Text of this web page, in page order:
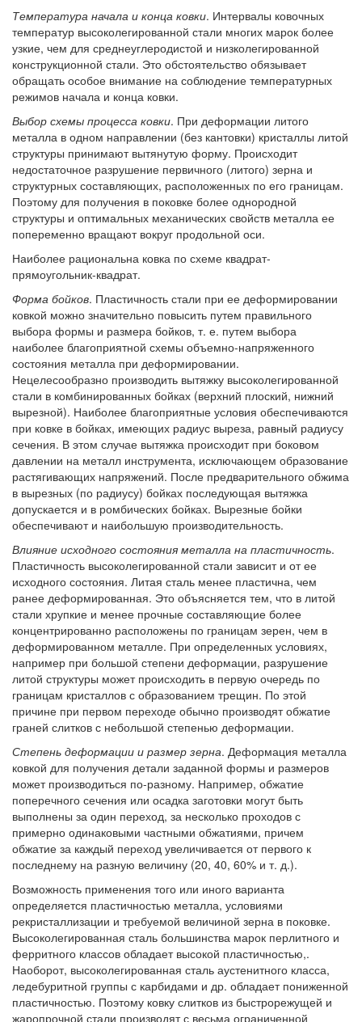
Температура начала и конца ковки. Интервалы ковочных
температур высоколегированной стали многих марок более
узкие, чем для среднеуглеродистой и низколегированной
конструкционной стали. Это обстоятельство обязывает
обращать особое внимание на соблюдение температурных
режимов начала и конца ковки.
Выбор схемы процесса ковки. При деформации литого
металла в одном направлении (без кантовки) кристаллы литой
структуры принимают вытянутую форму. Происходит
недостаточное разрушение первичного (литого) зерна и
структурных составляющих, расположенных по его границам.
Поэтому для получения в поковке более однородной
структуры и оптимальных механических свойств металла ее
попеременно вращают вокруг продольной оси.
Наиболее рациональна ковка по схеме квадрат-
прямоугольник-квадрат.
Форма бойков. Пластичность стали при ее деформировании
ковкой можно значительно повысить путем правильного
выбора формы и размера бойков, т. е. путем выбора
наиболее благоприятной схемы объемно-напряженного
состояния металла при деформировании.
Нецелесообразно производить вытяжку высоколегированной
стали в комбинированных бойках (верхний плоский, нижний
вырезной). Наиболее благоприятные условия обеспечиваются
при ковке в бойках, имеющих радиус выреза, равный радиусу
сечения. В этом случае вытяжка происходит при боковом
давлении на металл инструмента, исключающем образование
растягивающих напряжений. После предварительного обжима
в вырезных (по радиусу) бойках последующая вытяжка
допускается и в ромбических бойках. Вырезные бойки
обеспечивают и наибольшую производительность.
Влияние исходного состояния металла на пластичность.
Пластичность высоколегированной стали зависит и от ее
исходного состояния. Литая сталь менее пластична, чем
ранее деформированная. Это объясняется тем, что в литой
стали хрупкие и менее прочные составляющие более
концентрированно расположены по границам зерен, чем в
деформированном металле. При определенных условиях,
например при большой степени деформации, разрушение
литой структуры может происходить в первую очередь по
границам кристаллов с образованием трещин. По этой
причине при первом переходе обычно производят обжатие
граней слитков с небольшой степенью деформации.
Степень деформации и размер зерна. Деформация металла
ковкой для получения детали заданной формы и размеров
может производиться по-разному. Например, обжатие
поперечного сечения или осадка заготовки могут быть
выполнены за один переход, за несколько проходов с
примерно одинаковыми частными обжатиями, причем
обжатие за каждый переход увеличивается от первого к
последнему на разную величину (20, 40, 60% и т. д.).
Возможность применения того или иного варианта
определяется пластичностью металла, условиями
рекристаллизации и требуемой величиной зерна в поковке.
Высоколегированная сталь большинства марок перлитного и
ферритного классов обладает высокой пластичностью,.
Наоборот, высоколегированная сталь аустенитного класса,
ледебуритной группы с карбидами и др. обладает пониженной
пластичностью. Поэтому ковку слитков из быстрорежущей и
жаропрочной стали производят с весьма ограниченной